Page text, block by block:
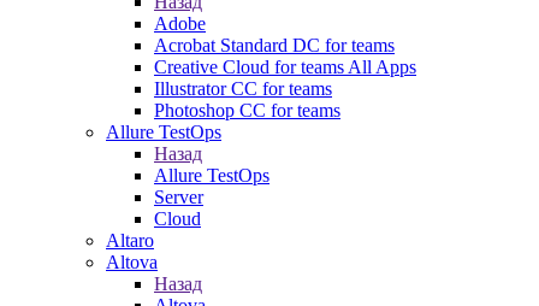
Adobe
Acrobat Standard DC for teams
Creative Cloud for teams All Apps
Illustrator CC for teams
Photoshop CC for teams
Allure TestOps
Назад
Allure TestOps
Server
Cloud
Altaro
Altova
Назад